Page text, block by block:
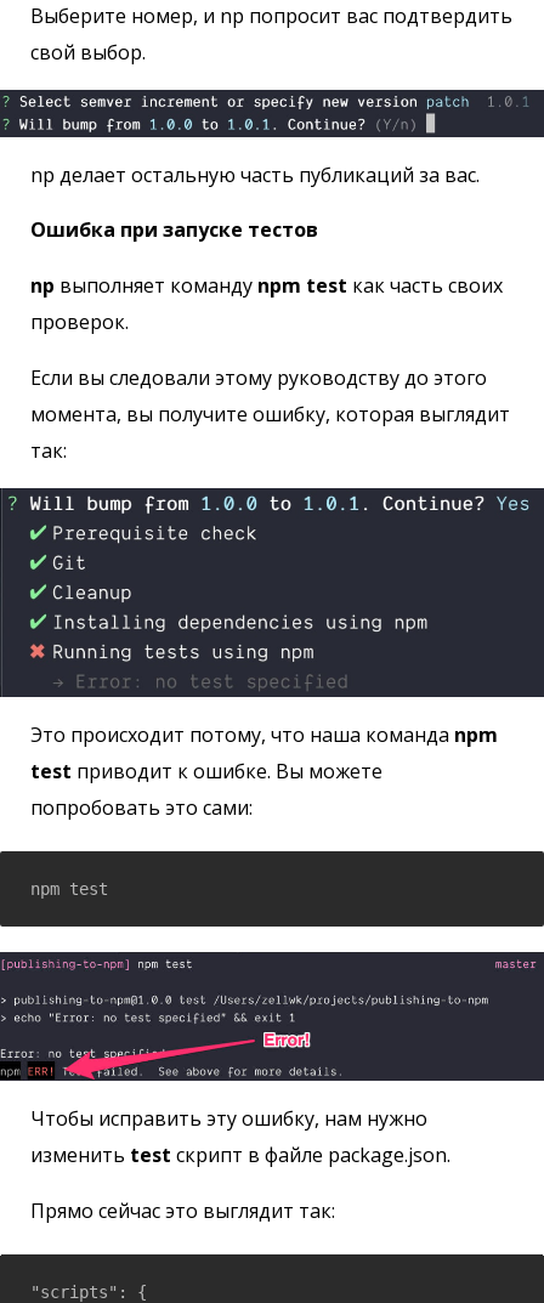
Выберите номер, и np попросит вас подтвердить
свой выбор.
np делает остальную часть публикаций за вас.
Ошибка при запуске тестов
np выполняет команду npm test как часть своих
проверок.
Если вы следовали этому руководству до этого
момента, вы получите ошибку, которая выглядит
так:
Это происходит потому, что наша команда npm
test приводит к ошибке. Вы можете
попробовать это сами:
npm test
Чтобы исправить эту ошибку, нам нужно
изменить test скрипт в файле package.json.
Прямо сейчас это выглядит так:
"scripts": {